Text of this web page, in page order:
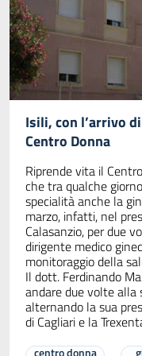
Isili, con l’arrivo
Centro Donna
Riprende vita il
che tra qualche
specialità anche la
marzo, infatti, nel
Calasanzio, per due
dirigente medico
monitoraggio della
Il dott. Ferdinando
andare due volte alla
alternando la sua
di Cagliari e la
centro donna